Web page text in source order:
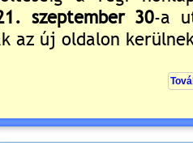
Még nincsenek hozzászólások